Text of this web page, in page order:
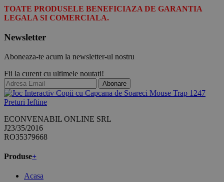
TOATE PRODUSELE BENEFICIAZA DE GARANTIA
LEGALA SI COMERCIALA.
Newsletter
Aboneaza-te acum la newsletter-ul nostru
Fii la curent cu ultimele noutati!
Abonare
ECONVENABIL ONLINE SRL
J23/35/2016
RO35379668
Produse+
Acasa